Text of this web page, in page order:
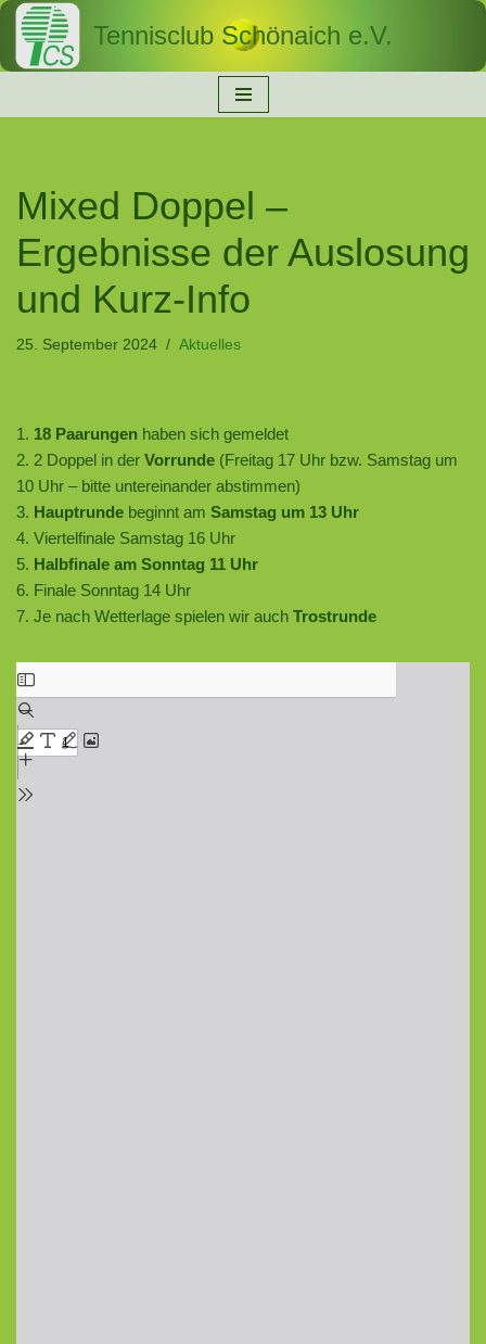
Zum
Tennisclub Schönaich e.V.
Mixed Doppel –
Ergebnisse der Auslosung
und Kurz-Info
25. September 2024 Aktuelles
1. 18 Paarungen haben sich gemeldet
2. 2 Doppel in der Vorrunde (Freitag 17 Uhr bzw. Samstag um
10 Uhr – bitte untereinander abstimmen)
3. Hauptrunde beginnt am Samstag um 13 Uhr
4. Viertelfinale Samstag 16 Uhr
5. Halbfinale am Sonntag 11 Uhr
6. Finale Sonntag 14 Uhr
7. Je nach Wetterlage spielen wir auch Trostrunde